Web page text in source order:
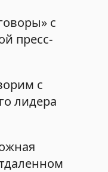
с
пресс-
с
лидера